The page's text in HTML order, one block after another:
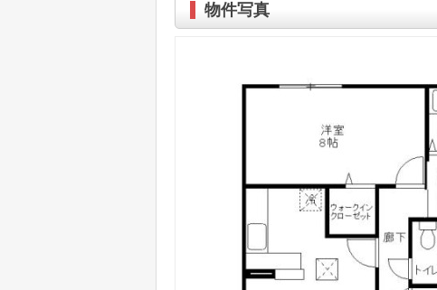
物件写真